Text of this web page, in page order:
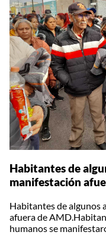
Habitantes de
manifestación
Habitantes de algunos
afuera de
humanos se